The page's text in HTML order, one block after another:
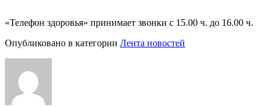
«Телефон здоровья» принимает звонки с 15.00 ч. до 16.00 ч.
Опубликовано в категории Лента новостей